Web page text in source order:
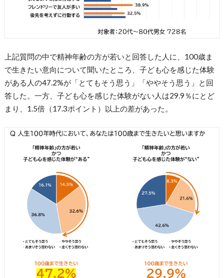
上記質問の中で精神年齢の方が若いと回答した人に、100歳ま
で生きたい意向について聞いたところ、子ども心を感じた体験
がある人の47.2%が「とてもそう思う」「ややそう思う」と回
答した。一方、子ども心を感じた体験がない人は29.9％にとど
まり、1.5倍（17.3ポイント）以上の差があった。